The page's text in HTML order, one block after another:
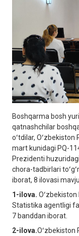
Boshqarma bosh
qatnashchilar
oʻtdilar,
mart kunidagi PQ-
Prezidenti
chora-tadbirlari
iborat, 8 ilovasi
1-ilova.
Statistika agentligi
7 banddan iborat.
2-ilova.Oʻzbekiston